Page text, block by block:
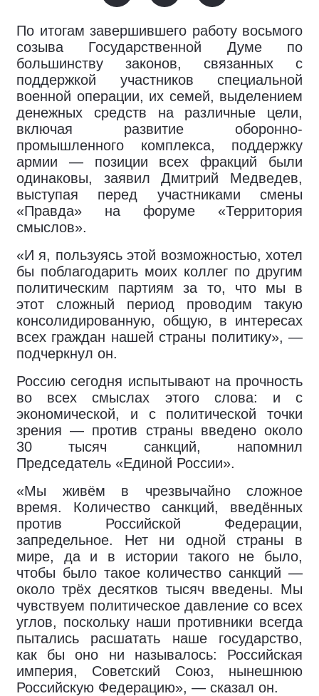
По итогам завершившего работу восьмого
созыва Государственной Думе по
большинству законов, связанных с
поддержкой участников специальной
военной операции, их семей, выделением
денежных средств на различные цели,
включая развитие оборонно-
промышленного комплекса, поддержку
армии — позиции всех фракций были
одинаковы, заявил Дмитрий Медведев,
выступая перед участниками смены
«Правда» на форуме «Территория
смыслов».
«И я, пользуясь этой возможностью, хотел
бы поблагодарить моих коллег по другим
политическим партиям за то, что мы в
этот сложный период проводим такую
консолидированную, общую, в интересах
всех граждан нашей страны политику», —
подчеркнул он.
Россию сегодня испытывают на прочность
во всех смыслах этого слова: и с
экономической, и с политической точки
зрения — против страны введено около
30 тысяч санкций, напомнил
Председатель «Единой России».
«Мы живём в чрезвычайно сложное
время. Количество санкций, введённых
против Российской Федерации,
запредельное. Нет ни одной страны в
мире, да и в истории такого не было,
чтобы было такое количество санкций —
около трёх десятков тысяч введены. Мы
чувствуем политическое давление со всех
углов, поскольку наши противники всегда
пытались расшатать наше государство,
как бы оно ни называлось: Российская
империя, Советский Союз, нынешнюю
Российскую Федерацию», — сказал он.